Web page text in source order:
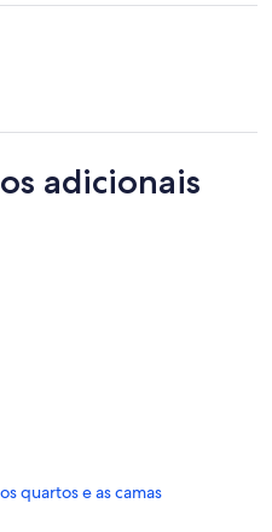
adicionais
quartos e as camas